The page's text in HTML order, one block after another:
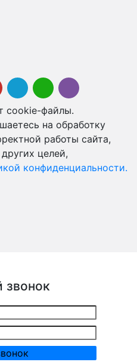
cookie-файлы.
на обработку
работы сайта,
целей,
конфиденциальности.
звонок